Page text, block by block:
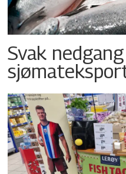
Svak